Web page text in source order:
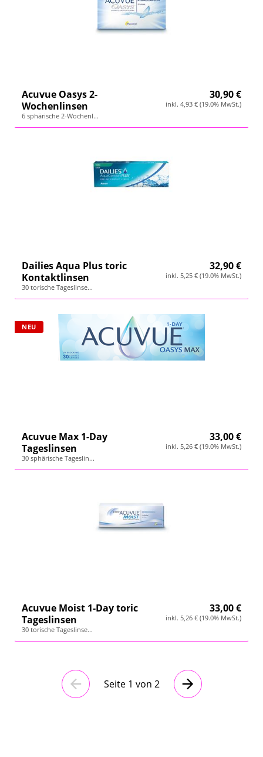
Acuvue Oasys 2-
Wochenlinsen
6 sphärische 2-Wochenl...
30,90 €
inkl. 4,93 € (19.0% MwSt.)
Dailies Aqua Plus toric
Kontaktlinsen
30 torische Tageslinse...
32,90 €
inkl. 5,25 € (19.0% MwSt.)
NEU
Acuvue Max 1-Day
Tageslinsen
30 sphärische Tageslin...
33,00 €
inkl. 5,26 € (19.0% MwSt.)
Acuvue Moist 1-Day toric
Tageslinsen
30 torische Tageslinse...
33,00 €
inkl. 5,26 € (19.0% MwSt.)
VorherigeSeite 1 von 2
Nächste